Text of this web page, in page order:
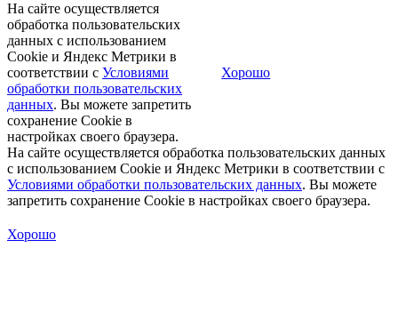
На сайте осуществляется
обработка пользовательских
данных с использованием
Cookie и Яндекс Метрики в
соответствии с Условиями
обработки пользовательских
данных. Вы можете запретить
сохранение Cookie в
настройках своего браузера.
Хорошо
На сайте осуществляется обработка пользовательских данных
с использованием Cookie и Яндекс Метрики в соответствии с
Условиями обработки пользовательских данных. Вы можете
запретить сохранение Cookie в настройках своего браузера.
Хорошо